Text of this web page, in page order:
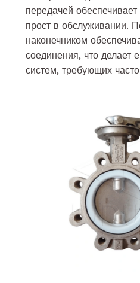
передачей
прост в обслуживании.
наконечником
соединения, что делает
систем, требующих